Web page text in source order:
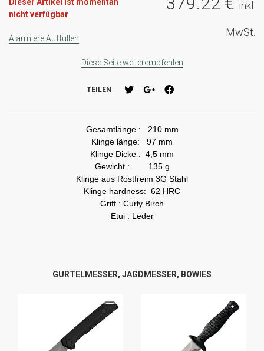
inkl.
MwSt.
nicht verfügbar
Alarmiere Auffüllen
Diese Seite weiterempfehlen
TEILEN
Gesamtlänge : 210 mm
Klinge länge: 97 mm
Klinge Dicke : 4,5 mm
Gewicht : 135 g
Klinge aus Rostfreim 3G Stahl
Klinge hardness: 62 HRC
Griff : Curly Birch
Etui : Leder
GURTELMESSER, JAGDMESSER, BOWIES